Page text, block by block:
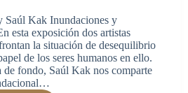
Saúl Kak Inundaciones y
esta exposición dos artistas
la situación de desequilibrio
de los seres humanos en ello.
de fondo, Saúl Kak nos comparte